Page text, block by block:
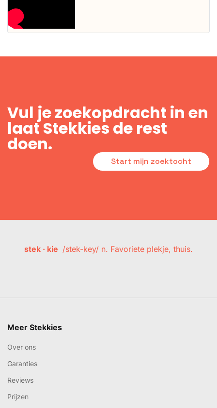
Vul je zoekopdracht in en
laat Stekkies de rest
doen.
Start mijn zoektocht
stek · kie /stek-key/ n. Favoriete plekje, thuis.
Meer Stekkies
Over ons
Garanties
Reviews
Prijzen